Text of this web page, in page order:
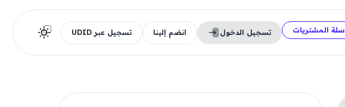
سلة المشتريات تسجيل الدخول انضم إلينا تسجيل عبر UDID